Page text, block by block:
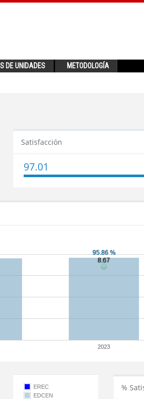
DE UNIDADES METODOLOGÍA
Satisfacción
97.01
2023
EREC
EDCEN
%